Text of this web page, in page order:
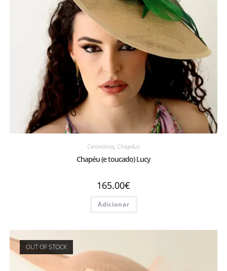
Cerimónia, Chapéus
Chapéu (e toucado) Lucy
165.00€
Adicionar
OUT OF STOCK